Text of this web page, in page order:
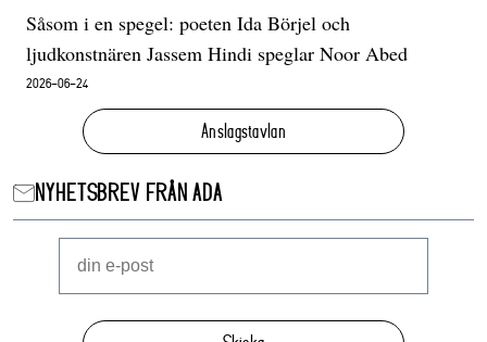
Såsom i en spegel: poeten Ida Börjel och
ljudkonstnären Jassem Hindi speglar Noor Abed
2026-06-24
Anslagstavlan
NYHETSBREV FRÅN ADA